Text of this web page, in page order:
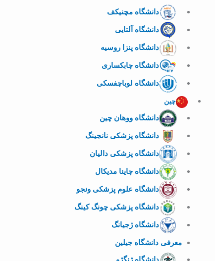
دانشگاه مچنیکف
دانشگاه آلتایی
دانشگاه پنزا روسیه
دانشگاه چابکساری
دانشگاه لوباچفسکی
چین
دانشگاه ووهان چین
دانشگاه پزشکی نانجینگ
دانشگاه پزشکی دالیان
دانشگاه چاینا مدیکال
دانشگاه علوم پزشکی ونجو
دانشگاه پزشکی چونگ کینگ
دانشگاه ژجیانگ
معرفی دانشگاه جیلین